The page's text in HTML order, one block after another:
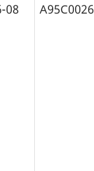
08 A95C0026